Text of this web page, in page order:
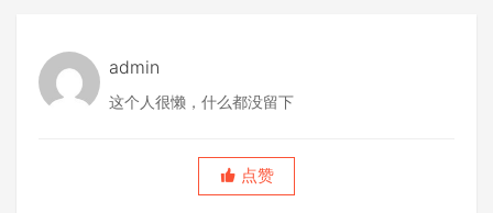
admin
这个人很懒，什么都没留下
点赞